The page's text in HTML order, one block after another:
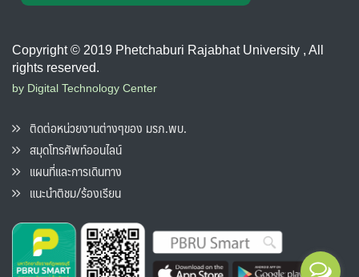
Copyright © 2019 Phetchaburi Rajabhat University , All
rights reserved.
by Digital Technology Center
ติดต่อหน่วยงานต่างๆของ มรภ.พบ.
สมุดโทรศัพท์ออนไลน์
แผนที่และการเดินทาง
แนะนำติชม/ร้องเรียน